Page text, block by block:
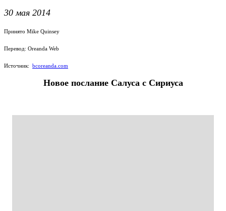
30 мая 2014
Принято Mike Quinsey
Перевод: Oreanda Web
Источник: bcoreanda.com
Новое послание Салуса с Сириуса